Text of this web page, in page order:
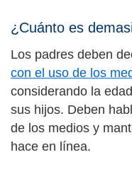
¿Cuánto es
Los padres deben
con el uso de los
considerando la
sus hijos. Deben
de los medios y
hace en línea.